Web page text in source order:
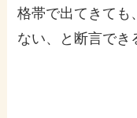
格帯で出てきても
ない、と断言でき